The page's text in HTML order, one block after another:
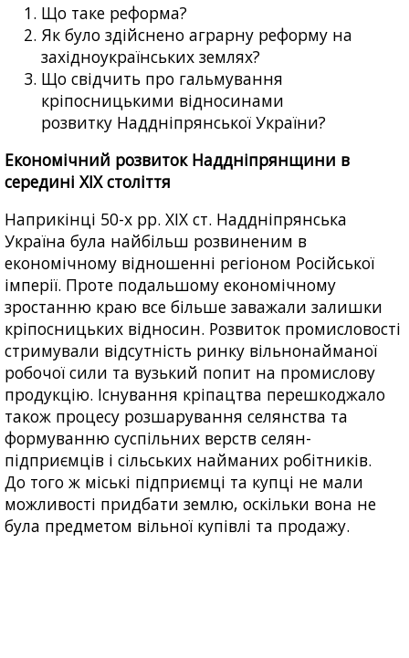
Що таке реформа?
Як було здійснено аграрну реформу на
західноукраїнських землях?
Що свідчить про гальмування
кріпосницькими відносинами
розвитку Наддніпрянської України?
Економічний розвиток Наддніпрянщини в
середині XIX століття
Наприкінці 50-х рр. XIX ст. Наддніпрянська
Україна була найбільш розвиненим в
економічному відношенні регіоном Російської
імперії. Проте подальшому економічному
зростанню краю все більше заважали залишки
кріпосницьких відносин. Розвиток промисловості
стримували відсутність ринку вільнонайманої
робочої сили та вузький попит на промислову
продукцію. Існування кріпацтва перешкоджало
також процесу розшарування селянства та
формуванню суспільних верств селян-
підприємців і сільських найманих робітників.
До того ж міські підприємці та купці не мали
можливості придбати землю, оскільки вона не
була предметом вільної купівлі та продажу.